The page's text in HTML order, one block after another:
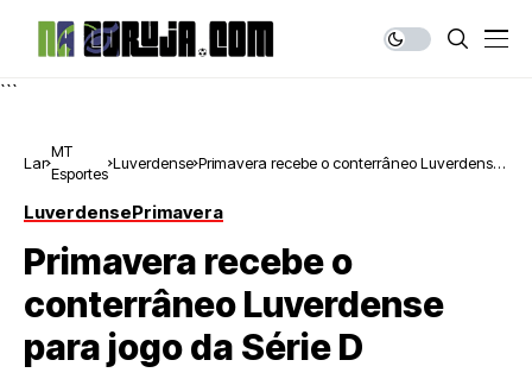
```
Lar
MT
Esportes
Luverdense Primavera recebe o conterrâneo Luverdense
LuverdensePrimavera
Primavera recebe o
conterrâneo Luverdense
para jogo da Série D